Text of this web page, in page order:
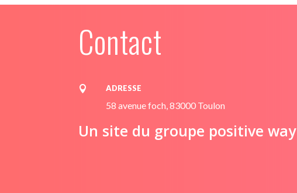
Contact
 ADRESSE
58 avenue foch, 83000 Toulon
Un site du groupe positive way